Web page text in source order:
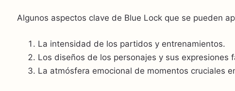
Algunos aspectos clave de Blue Lock que se pueden
La intensidad de los partidos y entrenamientos.
Los diseños de los personajes y sus expresiones
La atmósfera emocional de momentos cruciales